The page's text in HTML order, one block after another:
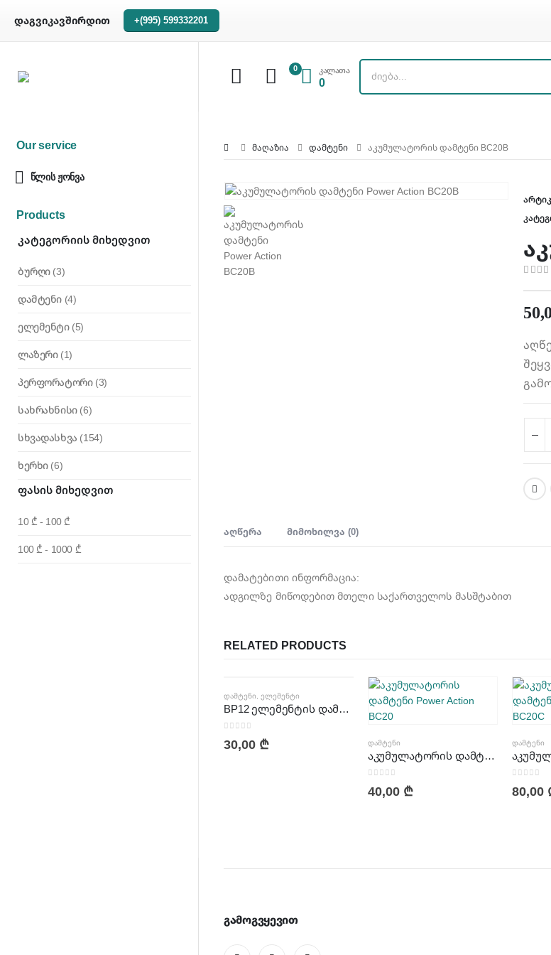
დაგვიკავშირდით +(995) 599332201
0 კალათა
0
ᲛᲐᲦᲐᲖᲘᲐ ᲓᲐᲛᲢᲔᲜᲘ ᲐᲙᲣᲛᲣᲚᲐᲢᲝᲠᲘᲡ ᲓᲐᲛᲢᲔᲜᲘ BC20B
ᲐᲦᲬᲔᲠᲐ ᲛᲘᲛᲝᲮᲘᲚᲕᲐ (0)
დამატებითი ინფორმაცია:
ადგილზე მიწოდებით მთელი საქართველოს მასშტაბით
RELATED PRODUCTS
ᲓᲐᲛᲢᲔᲜᲘ, ᲔᲚᲔᲛᲔᲜᲢᲘ
BP12 ელემენტის დამტენი 12V
out of 5
30,00 ₾ ᲓᲐᲛᲢᲔᲜᲘ
აკუმულატორის დამტენი BC20
out of 5
40,00 ₾
ᲓᲐᲛᲢᲔᲜᲘ
out of
80,00
Our service
წლის ჟონვა
Products
Კატეგორიის Მიხედვით
ბურღი(3)
დამტენი (4)
ელემენტი(5)
ლაზერი(1)
პერფორატორი(3)
სახრახნისი(6)
სხვადასხვა (154)
ხერხი(6)
Ფასის Მიხედვით
10 ₾ - 100 ₾
100 ₾ - 1000 ₾
გამოგვყევით